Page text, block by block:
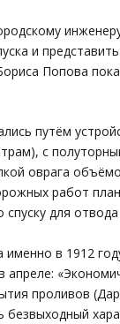
и
Попова
путём
с
оврага
работ
спуску для
в 1912
проливов
безвыходный